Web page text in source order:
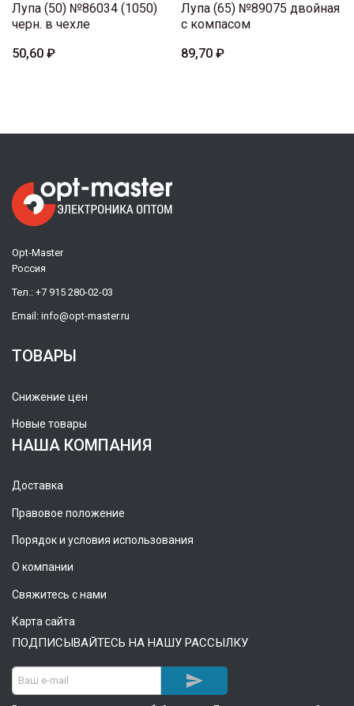
Лупа (50) №86034 (1050)
черн. в чехле
50,60 ₽
Лупа (65) №89075 двойная
с компасом
89,70 ₽
Opt-Master
Россия
Тел.: +7 915 280-02-03
Email: info@opt-master.ru
ТОВАРЫ
Снижение цен
Новые товары
НАША КОМПАНИЯ
Доставка
Правовое положение
Порядок и условия использования
О компании
Свяжитесь с нами
Карта сайта
ПОДПИСЫВАЙТЕСЬ НА НАШУ РАССЫЛКУ
